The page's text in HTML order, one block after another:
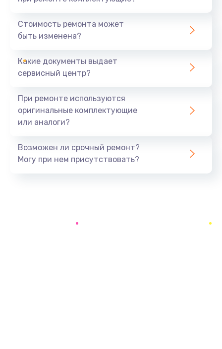
1440 руб.
Ремонт южного моста
Замена батарейки BIOS
Заказать
Ремонт цепи питания
Стоимость ремонта может
быть изменена?
Какие документы выдает
сервисный центр?
При ремонте используются
оригинальные комплектующие
или аналоги?
Возможен ли срочный ремонт?
Могу при нем присутствовать?